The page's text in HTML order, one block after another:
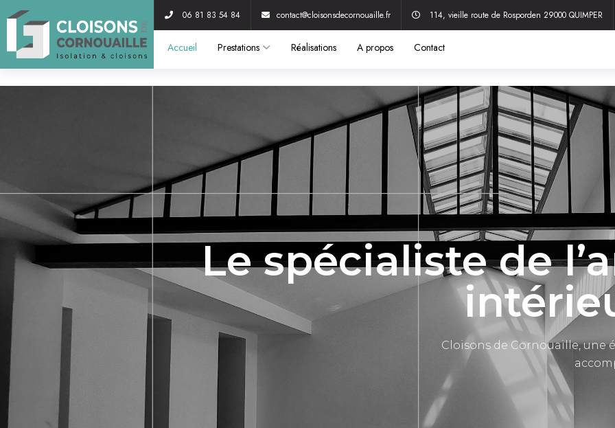
06 81 83 54 84 contact@cloisonsdecornouaille.fr 114, vieille route de Rosporden 29000 QUIMPER
Accueil Prestations Réalisations A propos Contact
Le spécialiste de
Cloisons de Cornouaille, une